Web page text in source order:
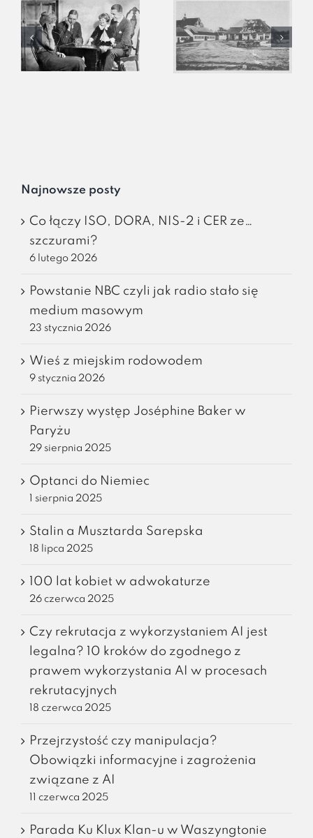
Najnowsze posty
Co łączy ISO, DORA, NIS-2 i CER ze…
szczurami?
6 lutego 2026
Powstanie NBC czyli jak radio stało się
medium masowym
23 stycznia 2026
Wieś z miejskim rodowodem
9 stycznia 2026
Pierwszy występ Joséphine Baker w
Paryżu
29 sierpnia 2025
Optanci do Niemiec
1 sierpnia 2025
Stalin a Musztarda Sarepska
18 lipca 2025
100 lat kobiet w adwokaturze
26 czerwca 2025
Czy rekrutacja z wykorzystaniem AI jest
legalna? 10 kroków do zgodnego z
prawem wykorzystania AI w procesach
rekrutacyjnych
18 czerwca 2025
Przejrzystość czy manipulacja?
Obowiązki informacyjne i zagrożenia
związane z AI
11 czerwca 2025
Parada Ku Klux Klan-u w Waszyngtonie